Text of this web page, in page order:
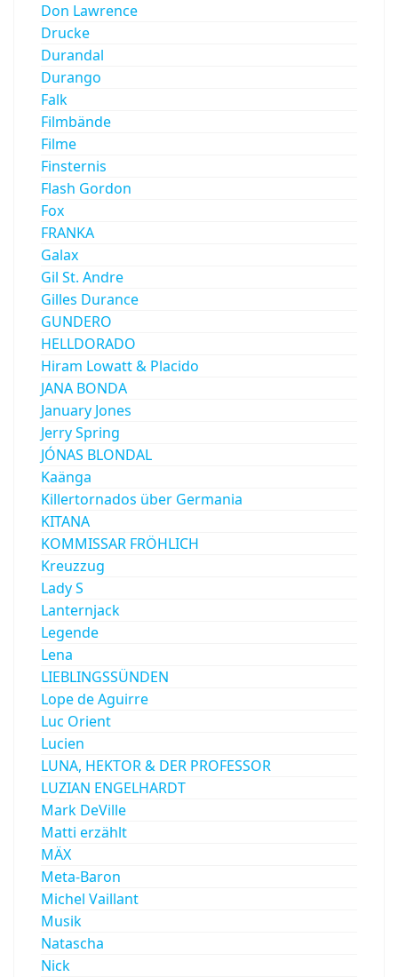
Don Lawrence
Drucke
Durandal
Durango
Falk
Filmbände
Filme
Finsternis
Flash Gordon
Fox
FRANKA
Galax
Gil St. Andre
Gilles Durance
GUNDERO
HELLDORADO
Hiram Lowatt & Placido
JANA BONDA
January Jones
Jerry Spring
JÓNAS BLONDAL
Kaänga
Killertornados über Germania
KITANA
KOMMISSAR FRÖHLICH
Kreuzzug
Lady S
Lanternjack
Legende
Lena
LIEBLINGSSÜNDEN
Lope de Aguirre
Luc Orient
Lucien
LUNA, HEKTOR & DER PROFESSOR
LUZIAN ENGELHARDT
Mark DeVille
Matti erzählt
MÄX
Meta-Baron
Michel Vaillant
Musik
Natascha
Nick